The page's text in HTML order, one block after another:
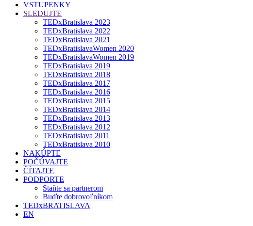
VSTUPENKY
SLEDUJTE
TEDxBratislava 2023
TEDxBratislava 2022
TEDxBratislava 2021
TEDxBratislavaWomen 2020
TEDxBratislavaWomen 2019
TEDxBratislava 2019
TEDxBratislava 2018
TEDxBratislava 2017
TEDxBratislava 2016
TEDxBratislava 2015
TEDxBratislava 2014
TEDxBratislava 2013
TEDxBratislava 2012
TEDxBratislava 2011
TEDxBratislava 2010
NAKÚPTE
POČÚVAJTE
ČÍTAJTE
PODPORTE
Staňte sa partnerom
Buďte dobrovoľníkom
TEDxBRATISLAVA
EN